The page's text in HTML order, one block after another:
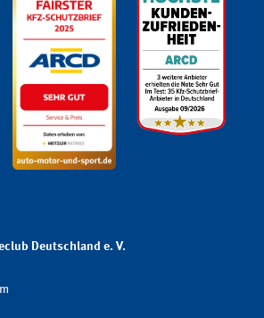
Deutschland e. V.